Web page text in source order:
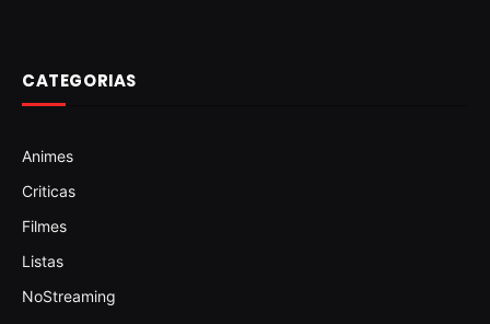
CATEGORIAS
Animes
Criticas
Filmes
Listas
NoStreaming